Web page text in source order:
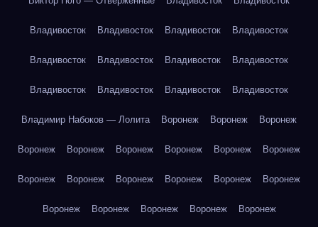
Владивосток Владивосток Владивосток Владивосток
Владивосток Владивосток Владивосток Владивосток
Владивосток Владивосток Владивосток Владивосток
Владимир Набоков — Лолита Воронеж Воронеж Воронеж
Воронеж Воронеж Воронеж Воронеж Воронеж Воронеж
Воронеж Воронеж Воронеж Воронеж Воронеж Воронеж
Воронеж Воронеж Воронеж Воронеж Воронеж